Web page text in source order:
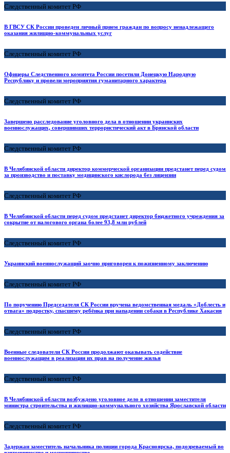
Следственный комитет РФ
В ГВСУ СК России проведен личный прием граждан по вопросу ненадлежащего
оказания жилищно-коммунальных услуг
Следственный комитет РФ
Офицеры Следственного комитета России посетили Донецкую Народную
Республику и провели мероприятия гуманитарного характера
Следственный комитет РФ
Завершено расследование уголовного дела в отношении украинских
военнослужащих, совершивших террористический акт в Брянской области
Следственный комитет РФ
В Челябинской области директор коммерческой организации предстанет перед судом
за производство и поставку медицинского кислорода без лицензии
Следственный комитет РФ
В Челябинской области перед судом предстанет директор бюджетного учреждения за
сокрытие от налогового органа более 93,8 млн рублей
Следственный комитет РФ
Украинский военнослужащий заочно приговорен к пожизненному заключению
Следственный комитет РФ
По поручению Председателя СК России вручена ведомственная медаль «Доблесть и
отвага» подростку, спасшему ребёнка при нападении собаки в Республике Хакасия
Следственный комитет РФ
Военные следователи СК России продолжают оказывать содействие
военнослужащим в реализации их прав на получение жилья
Следственный комитет РФ
В Челябинской области возбуждено уголовное дело в отношении заместителя
министра строительства и жилищно-коммунального хозяйства Ярославской области
Следственный комитет РФ
Задержан заместитель начальника полиции города Красноярска, подозреваемый во